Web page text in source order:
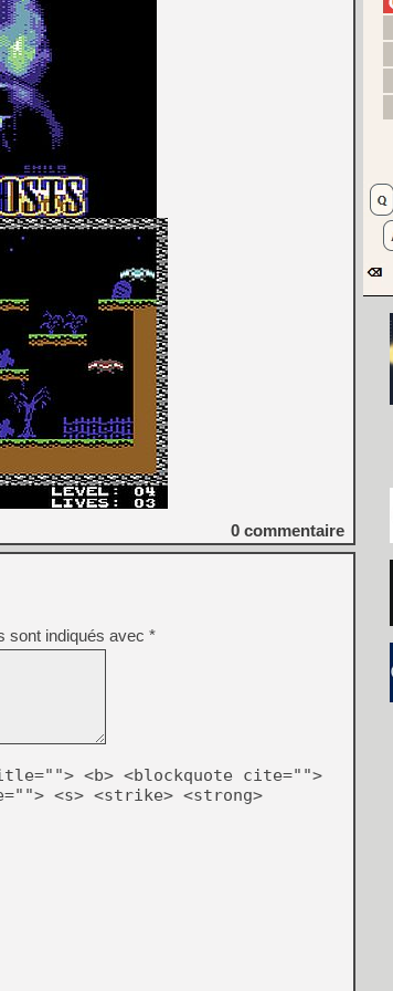
0 commentaire
sont indiqués avec *
<b> <blockquote cite="">
<s> <strike> <strong>